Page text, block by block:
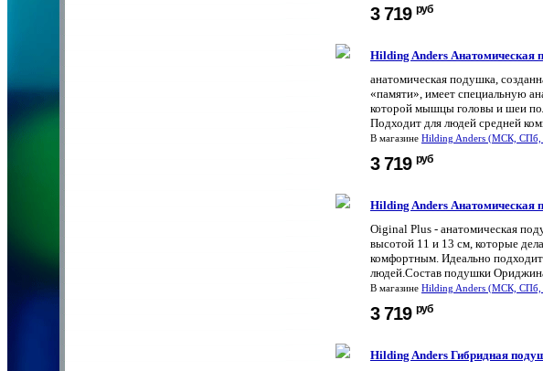
3 719 руб
Hilding Anders Анатомическая
анатомическая подушка,
«памяти», имеет специальную
которой мышцы головы и шеи
Подходит для людей средней
В магазине Hilding Anders (МСК,
3 719 руб
Hilding Anders Анатомическая
Oiginal Plus - анатомическая
высотой 11 и 13 см, которые
комфортным. Идеально
людей.Состав подушки
В магазине Hilding Anders (МСК,
3 719 руб
Hilding Anders Гибридная